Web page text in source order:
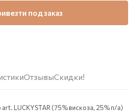
ОтзывыСкидки!
LUCKYSTAR (75% вискоза, 25% п/а)
под заказ